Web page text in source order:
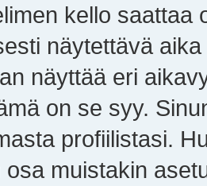
kello saattaa
näytettävä
näyttää eri
on se syy.
profiilistasi.
osa muistakin